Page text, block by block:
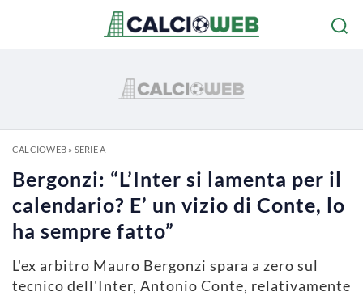
CALCIOWEB» SERIE A
Bergonzi: “L’Inter si lamenta per il
calendario? E’ un vizio di Conte, lo
ha sempre fatto”
L'ex arbitro Mauro Bergonzi spara a zero sul
tecnico dell'Inter, Antonio Conte, relativamente